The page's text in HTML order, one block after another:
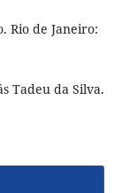
Rio de Janeiro:
Tadeu da Silva.